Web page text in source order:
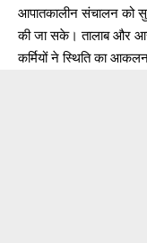
आपातकालीन संचालन को
की जा सके। तालाब और
कर्मियों ने स्थिति का